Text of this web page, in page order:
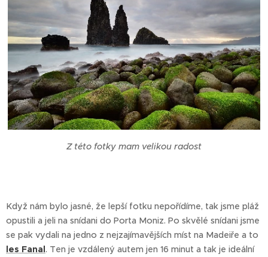
Z této fotky mam velikou radost
Když nám bylo jasné, že lepší fotku nepořídíme, tak jsme pláž
opustili a jeli na snídani do Porta Moniz. Po skvělé snídani jsme
se pak vydali na jedno z nejzajímavějších míst na Madeiře a to
les Fanal. Ten je vzdálený autem jen 16 minut a tak je ideální